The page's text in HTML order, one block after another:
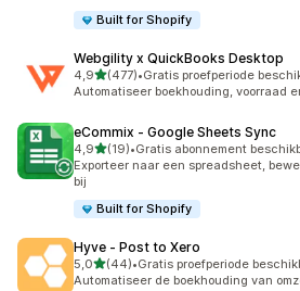
Built for Shopify
Webgility x QuickBooks Desktop
4,9van 5 sterren
(477)
477 recensies in totaal
•Gratis proefperiode
Automatiseer boekhouding, voorraad
eCommix ‑ Google Sheets Sync
4,9van 5 sterren
(19)
19 recensies in totaal
•Gratis abonnement
Exporteer naar een spreadsheet,
bij
Built for Shopify
Hyve ‑ Post to Xero
5,0van 5 sterren
(44)
44 recensies in totaal
•Gratis proefperiode
Automatiseer de boekhouding van